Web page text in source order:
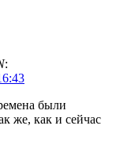
:
были
же, как и сейчас